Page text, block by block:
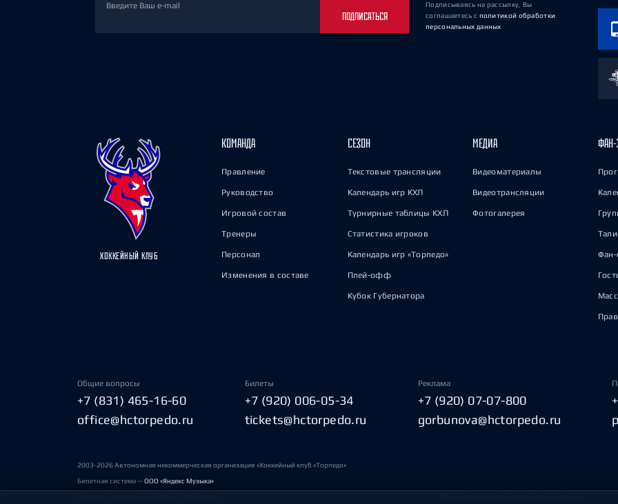
Введите Ваш e-mail
ПОДПИСАТЬСЯ
Подписываясь на рассылку, Вы
соглашаетесь с политикой обработки
персональных данных
ХОККЕЙНЫЙ КЛУБ
КОМАНДА
Правление
Руководство
Игровой состав
Тренеры
Персонал
Изменения в составе
СЕЗОН
Текстовые трансляции
Календарь игр КХЛ
Турнирные таблицы КХЛ
Статистика игроков
Календарь игр «Торпедо»
Плей-офф
Кубок Губернатора
МЕДИА
Видеоматериалы
Видеотрансляции
Фотогалерея
ФАН-
Фан-
Общие вопросы
+7 (831) 465-16-60
office@hctorpedo.ru
Билеты
+7 (920) 006-05-34
tickets@hctorpedo.ru
Реклама
+7 (920) 07-07-800
gorbunova@hctorpedo.ru
2003-2026 Автономная некоммерческая организация «Хоккейный клуб «Торпедо»
Билетная система —ООО «Яндекс Музыка»